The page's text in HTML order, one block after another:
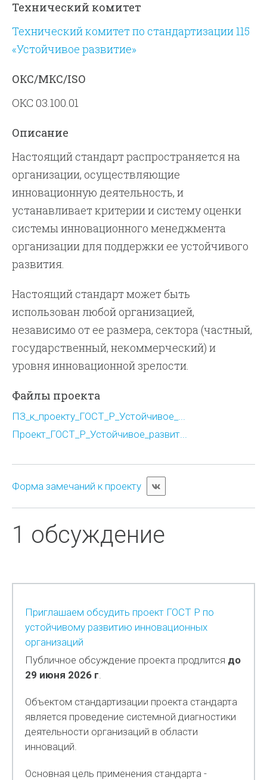
Технический комитет
Технический комитет по стандартизации 115
«Устойчивое развитие»
ОКС/МКС/ISO
ОКС 03.100.01
Описание
Настоящий стандарт распространяется на
организации, осуществляющие
инновационную деятельность, и
устанавливает критерии и систему оценки
системы инновационного менеджмента
организации для поддержки ее устойчивого
развития.
Настоящий стандарт может быть
использован любой организацией,
независимо от ее размера, сектора (частный,
государственный, некоммерческий) и
уровня инновационной зрелости.
Файлы проекта
ПЗ_к_проекту_ГОСТ_Р_Устойчивое_...
Проект_ГОСТ_Р_Устойчивое_развит...
Форма замечаний к проекту
1 обсуждение
Приглашаем обсудить проект ГОСТ Р по
устойчивому развитию инновационных
организаций
Публичное обсуждение проекта продлится до
29 июня 2026 г.
Объектом стандартизации проекта стандарта
является проведение системной диагностики
деятельности организаций в области
инноваций.
Основная цель применения стандарта -